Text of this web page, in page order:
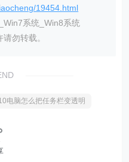
19454.html
系统_Win8系统
勿转载。
电脑怎么把任务栏变透明